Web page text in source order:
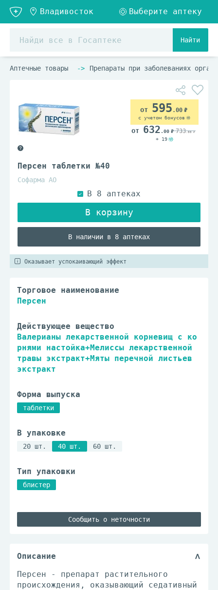
Найти
Аптечные товары Препараты при заболеваниях
Персен таблетки №40
Софарма АО
В наличии в 8 аптеках
595 .00
с учетом бонусов
632 .00 733.00
+ 19
Оказывает успокаивающий эффект
Торговое наименование
Персен
Действующее вещество
Валерианы лекарственной корневищ с ко
рнями настойка+Мелиссы лекарственной
травы экстракт+Мяты перечной листьев
экстракт
Форма выпуска
таблетки
В упаковке
20 шт. 40 шт. 60 шт.
Тип упаковки
блистер
Сообщить о неточности
Описание
Персен - препарат растительного
происхождения, оказывающий седативный